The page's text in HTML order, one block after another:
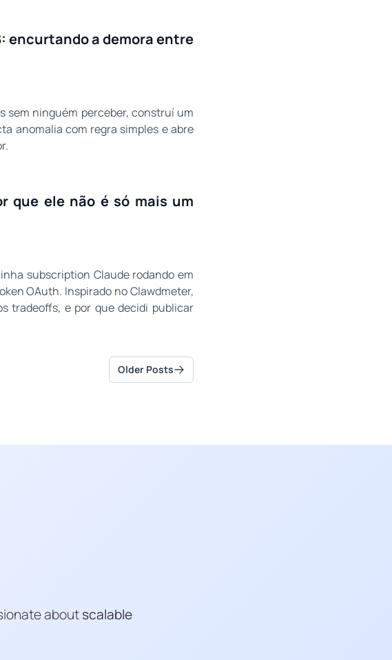
encurtando a demora entre
sem ninguém perceber, construí um
anomalia com regra simples e abre
que ele não é só mais um
subscription Claude rodando em
OAuth. Inspirado no Clawdmeter,
tradeoffs, e por que decidi publicar
Older Posts
aboutscalable